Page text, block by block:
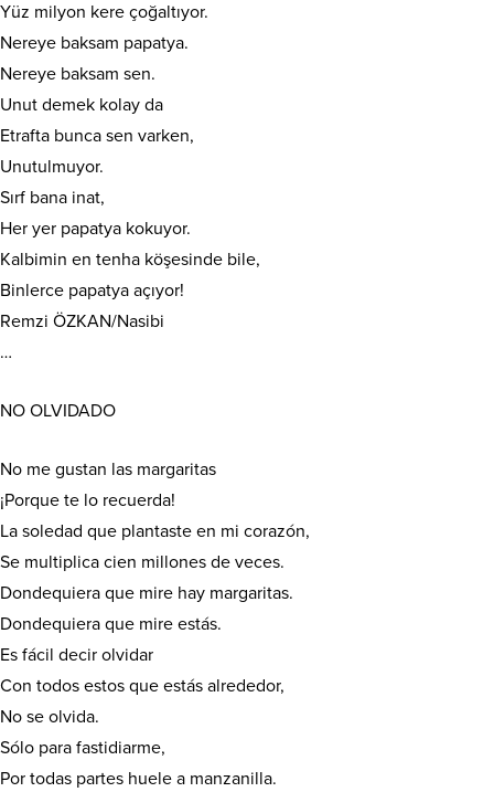
Yüz milyon kere çoğaltıyor.
Nereye baksam papatya.
Nereye baksam sen.
Unut demek kolay da
Etrafta bunca sen varken,
Unutulmuyor.
Sırf bana inat,
Her yer papatya kokuyor.
Kalbimin en tenha köşesinde bile,
Binlerce papatya açıyor!
Remzi ÖZKAN/Nasibi
…
NO OLVIDADO
No me gustan las margaritas
¡Porque te lo recuerda!
La soledad que plantaste en mi corazón,
Se multiplica cien millones de veces.
Dondequiera que mire hay margaritas.
Dondequiera que mire estás.
Es fácil decir olvidar
Con todos estos que estás alrededor,
No se olvida.
Sólo para fastidiarme,
Por todas partes huele a manzanilla.